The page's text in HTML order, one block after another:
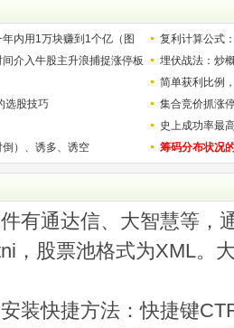
内用1万块赚到1个亿（图
复利计算公式
少？
介入牛股主升浪捕捉涨停板
埋伏战法：炒
简单获利比例
用
选股技巧
集合竞价抓涨
史上成功率最
称选股法宝！
）、诱多、诱空 筹码分布状况
有通达信、大智慧等，
，股票池格式为XML。
装快捷方法：快捷键